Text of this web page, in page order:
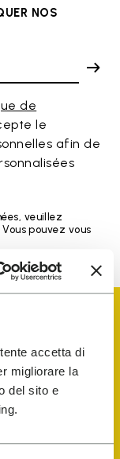
accetta di
migliorare la
del sito e
NOS
de
le
afin de
veuillez
pouvez vous